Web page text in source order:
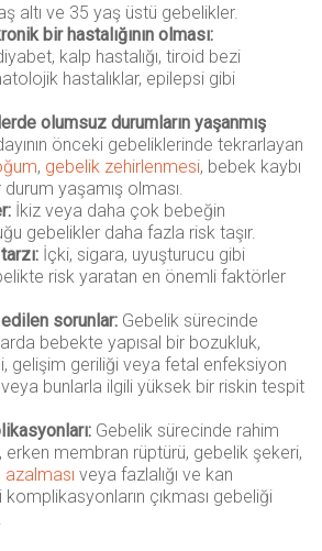
altı ve 35 yaş üstü gebelikler.
bir hastalığının olması:
kalp hastalığı, tiroid bezi
hastalıklar, epilepsi gibi
olumsuz durumların yaşanmış
önceki gebeliklerinde tekrarlayan
, gebelik zehirlenmesi, bebek kaybı
yaşamış olması.
İkiz veya daha çok bebeğin
gebelikler daha fazla risk taşır.
İçki, sigara, uyuşturucu gibi
risk yaratan en önemli faktörler
sorunlar: Gebelik sürecinde
bebekte yapısal bir bozukluk,
gelişim geriliği veya fetal enfeksiyon
bunlarla ilgili yüksek bir riskin tespit
Gebelik sürecinde rahim
erken membran rüptürü, gebelik şekeri,
veya fazlalığı ve kan
komplikasyonların çıkması gebeliği